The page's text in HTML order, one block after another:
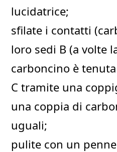
lucidatrice;
sfilate i contatti
loro sedi B (a volte
carboncino è
C tramite una
una coppia di
uguali;
pulite con un